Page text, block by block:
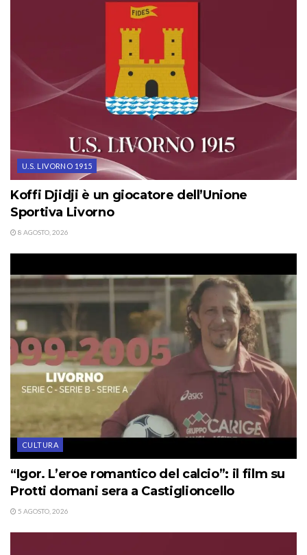
U.S. LIVORNO 1915
Koffi Djidji è un giocatore dell’Unione
Sportiva Livorno
8 AGOSTO, 2026
CULTURA
“Igor. L’eroe romantico del calcio”: il film su
Protti domani sera a Castiglioncello
5 AGOSTO, 2026